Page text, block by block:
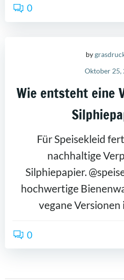
0
by
Oktober 25,
Wie entsteht eine
Für Speisekleid
nachhaltige
Silphiepapier.
hochwertige
vegane Versionen
0